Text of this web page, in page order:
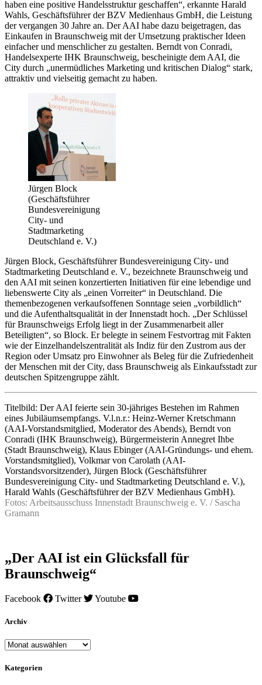
haben eine positive Handelsstruktur geschaffen“, erkannte Harald
Wahls, Geschäftsführer der BZV Medienhaus GmbH, die Leistung
der vergangen 30 Jahre an. Der AAI habe dazu beigetragen, das
Einkaufen in Braunschweig mit der Umsetzung praktischer Ideen
einfacher und menschlicher zu gestalten. Berndt von Conradi,
Handelsexperte IHK Braunschweig, bescheinigte dem AAI, die
City durch „unermüdliches Marketing und kritischen Dialog“ stark,
attraktiv und vielseitig gemacht zu haben.
Jürgen Block
(Geschäftsführer
Bundesvereinigung
City- und
Stadtmarketing
Deutschland e. V.)
Jürgen Block, Geschäftsführer Bundesvereinigung City- und
Stadtmarketing Deutschland e. V., bezeichnete Braunschweig und
den AAI mit seinen konzertierten Initiativen für eine lebendige und
liebenswerte City als „einen Vorreiter“ in Deutschland. Die
themenbezogenen verkaufsoffenen Sonntage seien „vorbildlich“
und die Aufenthaltsqualität in der Innenstadt hoch. „Der Schlüssel
für Braunschweigs Erfolg liegt in der Zusammenarbeit aller
Beteiligten“, so Block. Er belegte in seinem Festvortrag mit Fakten
wie der Einzelhandelszentralität als Indiz für den Zustrom aus der
Region oder Umsatz pro Einwohner als Beleg für die Zufriedenheit
der Menschen mit der City, dass Braunschweig als Einkaufsstadt zur
deutschen Spitzengruppe zählt.
Titelbild: Der AAI feierte sein 30-jähriges Bestehen im Rahmen
eines Jubiläumsempfangs. V.l.n.r.: Heinz-Werner Kretschmann
(AAI-Vorstandsmitglied, Moderator des Abends), Berndt von
Conradi (IHK Braunschweig), Bürgermeisterin Annegret Ihbe
(Stadt Braunschweig), Klaus Ebinger (AAI-Gründungs- und ehem.
Vorstandsmitglied), Volkmar von Carolath (AAI-
Vorstandsvorsitzender), Jürgen Block (Geschäftsführer
Bundesvereinigung City- und Stadtmarketing Deutschland e. V.),
Harald Wahls (Geschäftsführer der BZV Medienhaus GmbH).
Fotos: Arbeitsausschuss Innenstadt Braunschweig e. V. / Sascha
Gramann
„Der AAI ist ein Glücksfall für
Braunschweig“
Facebook Twitter Youtube
Archiv
Archiv
Kategorien